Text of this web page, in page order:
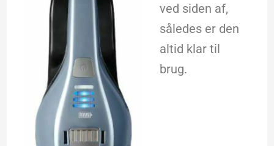
ved siden af,
således er den
altid klar til
brug.